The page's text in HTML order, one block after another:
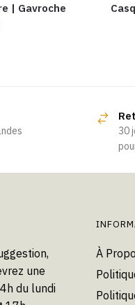
| Gavroche
30
une
du lundi
À